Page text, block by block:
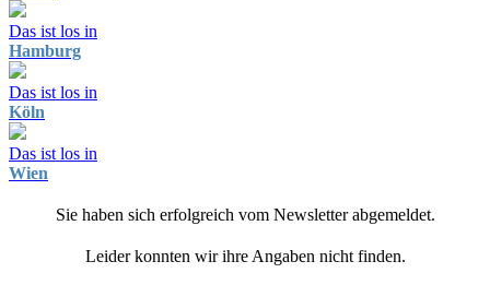
Das ist los in
Hamburg
Das ist los in
Köln
Das ist los in
Wien
Sie haben sich erfolgreich vom Newsletter abgemeldet.
Leider konnten wir ihre Angaben nicht finden.